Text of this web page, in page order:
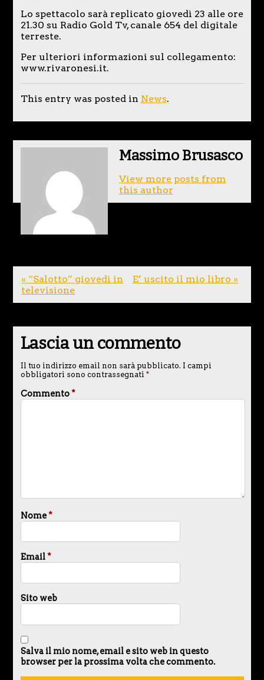
Lo spettacolo sarà replicato giovedì 23 alle ore
21.30 su Radio Gold Tv, canale 654 del digitale
terreste.
Per ulteriori informazioni sul collegamento:
www.rivaronesi.it.
This entry was posted in News.
Massimo Brusasco
View more posts from
this author
« “Salotto” giovedì in
televisione
E’ uscito il mio libro »
Lascia un commento
Il tuo indirizzo email non sarà pubblicato. I campi
obbligatori sono contrassegnati *
Commento*
Nome*
Email*
Sito web
Salva il mio nome, email e sito web in questo
browser per la prossima volta che commento.